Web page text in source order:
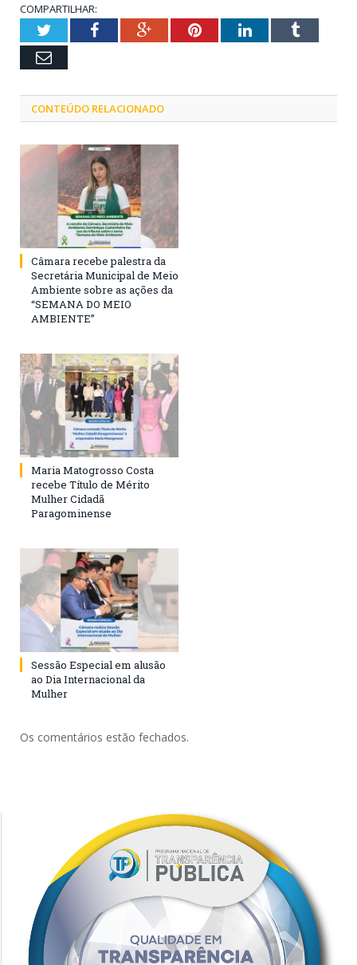
COMPARTILHAR:
TwitterFacebookGoogle+PinterestLinkedInTumblr
Email
CONTEÚDO RELACIONADO
Câmara recebe palestra da
Secretária Municipal de Meio
Ambiente sobre as ações da
“SEMANA DO MEIO
AMBIENTE”
Maria Matogrosso Costa
recebe Título de Mérito
Mulher Cidadã
Paragominense
Sessão Especial em alusão
ao Dia Internacional da
Mulher
Os comentários estão fechados.